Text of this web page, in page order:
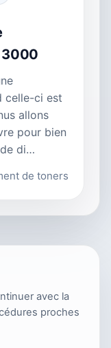
3000
celle-ci est
allons
pour bien
di…
de toners
avec la
proches